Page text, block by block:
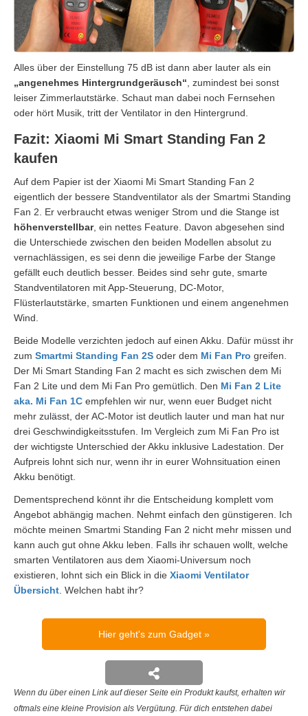
Alles über der Einstellung 75 dB ist dann aber lauter als ein
„angenehmes Hintergrundgeräusch“, zumindest bei sonst
leiser Zimmerlautstärke. Schaut man dabei noch Fernsehen
oder hört Musik, tritt der Ventilator in den Hintergrund.
Fazit: Xiaomi Mi Smart Standing Fan 2
kaufen
Auf dem Papier ist der Xiaomi Mi Smart Standing Fan 2
eigentlich der bessere Standventilator als der Smartmi Standing
Fan 2. Er verbraucht etwas weniger Strom und die Stange ist
höhenverstellbar, ein nettes Feature. Davon abgesehen sind
die Unterschiede zwischen den beiden Modellen absolut zu
vernachlässigen, es sei denn die jeweilige Farbe der Stange
gefällt euch deutlich besser. Beides sind sehr gute, smarte
Standventilatoren mit App-Steuerung, DC-Motor,
Flüsterlautstärke, smarten Funktionen und einem angenehmen
Wind.
Beide Modelle verzichten jedoch auf einen Akku. Dafür müsst ihr
zum Smartmi Standing Fan 2S oder dem Mi Fan Pro greifen.
Der Mi Smart Standing Fan 2 macht es sich zwischen dem Mi
Fan 2 Lite und dem Mi Fan Pro gemütlich. Den Mi Fan 2 Lite
aka. Mi Fan 1C empfehlen wir nur, wenn euer Budget nicht
mehr zulässt, der AC-Motor ist deutlich lauter und man hat nur
drei Geschwindigkeitsstufen. Im Vergleich zum Mi Fan Pro ist
der wichtigste Unterschied der Akku inklusive Ladestation. Der
Aufpreis lohnt sich nur, wenn ihr in eurer Wohnsituation einen
Akku benötigt.
Dementsprechend könnt ihr die Entscheidung komplett vom
Angebot abhängig machen. Nehmt einfach den günstigeren. Ich
möchte meinen Smartmi Standing Fan 2 nicht mehr missen und
kann auch gut ohne Akku leben. Falls ihr schauen wollt, welche
smarten Ventilatoren aus dem Xiaomi-Universum noch
existieren, lohnt sich ein Blick in die Xiaomi Ventilator
Übersicht. Welchen habt ihr?
Hier geht's zum Gadget
Wenn du über einen Link auf dieser Seite ein Produkt kaufst, erhalten wir
oftmals eine kleine Provision als Vergütung. Für dich entstehen dabei